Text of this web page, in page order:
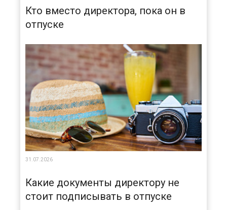
Кто вместо директора, пока он в
отпуске
31.07.2026
Какие документы директору не
стоит подписывать в отпуске